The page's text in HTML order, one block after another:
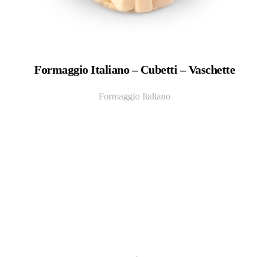
Formaggio Italiano – Cubetti – Vaschette
Formaggio Italiano